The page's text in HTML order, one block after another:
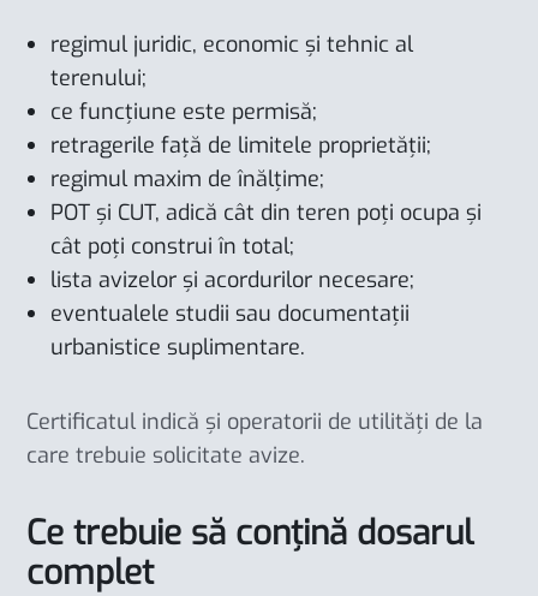
regimul juridic, economic și tehnic al
terenului;
ce funcțiune este permisă;
retragerile față de limitele proprietății;
regimul maxim de înălțime;
POT și CUT, adică cât din teren poți ocupa și
cât poți construi în total;
lista avizelor și acordurilor necesare;
eventualele studii sau documentații
urbanistice suplimentare.
Certificatul indică și operatorii de utilități de la
care trebuie solicitate avize.
Ce trebuie să conțină dosarul
complet